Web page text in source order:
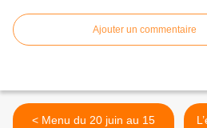
Ajouter un commentaire
< Menu du 20 juin au 15